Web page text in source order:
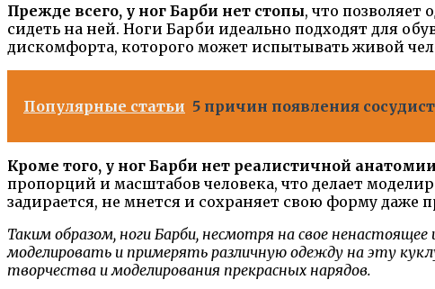
Прежде всего, у ног Барби нет стопы, что позволяет
сидеть на ней. Ноги Барби идеально подходят для
дискомфорта, которого может испытывать живой
Популярные статьи 5 причин появления
Кроме того, у ног Барби нет реалистичной анатомии
пропорций и масштабов человека, что делает
задирается, не мнется и сохраняет свою форму даже
Таким образом, ноги Барби, несмотря на свое
моделировать и примерять различную одежду на эту
творчества и моделирования прекрасных нарядов.